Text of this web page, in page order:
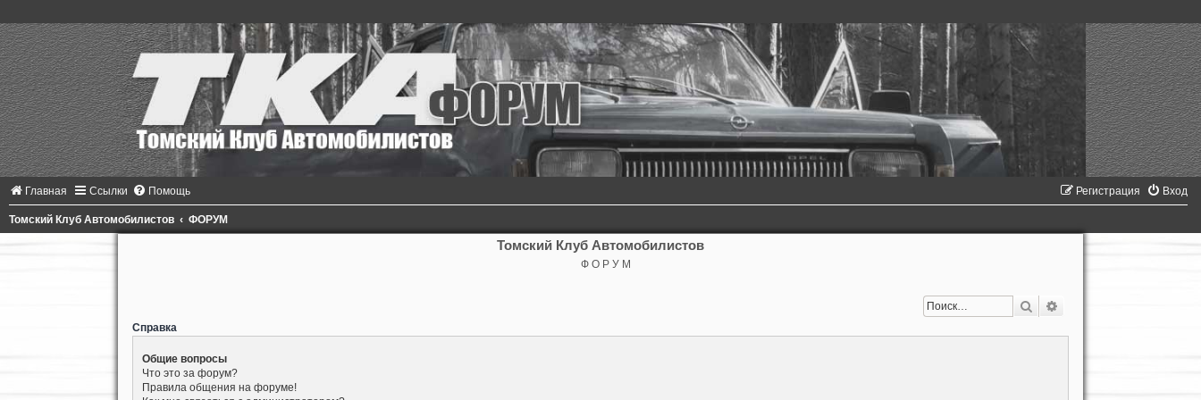
Главная Ссылки Помощь Вход
Регистрация
Томский Клуб Автомобилистов ФОРУМ
Томский Клуб Автомобилистов
Ф О Р У М
Поиск
Справка
Общие вопросы
Что это за форум?
Правила общения на форуме!